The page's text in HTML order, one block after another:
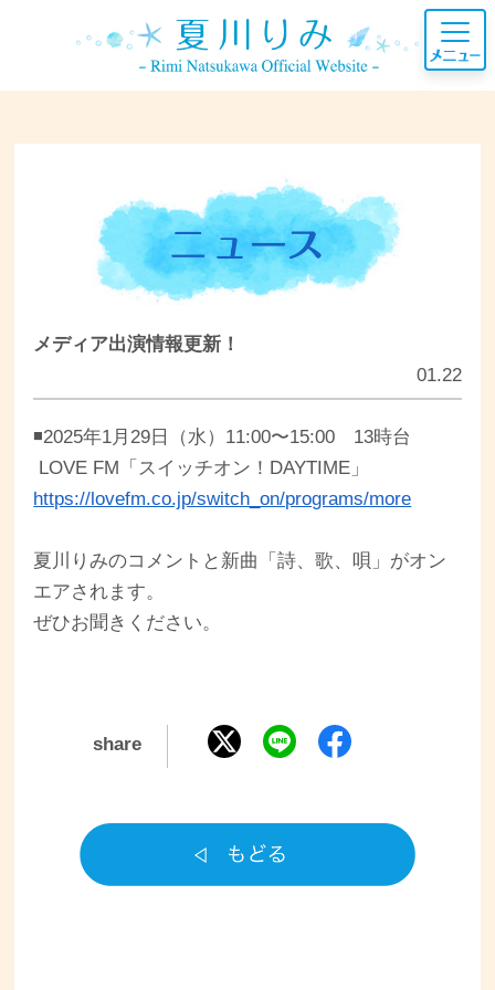
メディア出演情報更新！
01.22
◾️2025年1月29日（水）11:00〜15:00 13時台
LOVE FM「スイッチオン！DAYTIME」
https://lovefm.co.jp/switch_on/programs/more
夏川りみのコメントと新曲「詩、歌、唄」がオン
エアされます。
ぜひお聞きください。
share